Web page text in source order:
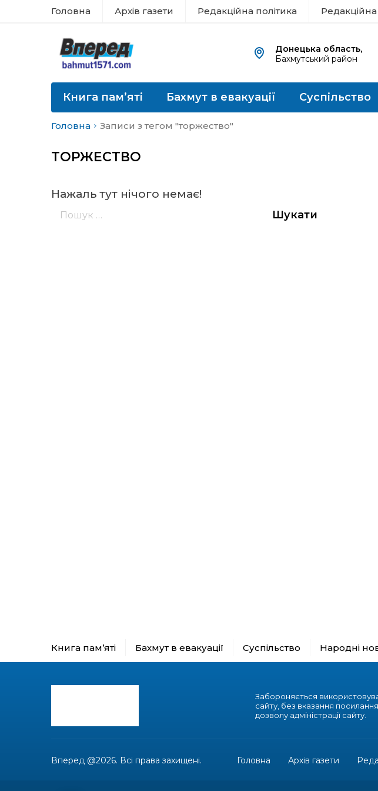
Головна Архів газети Редакційна політика Редакційна
Донецька область,
Бахмутський район
Книга пам’яті Бахмут в евакуації Суспільство
Головна Записи з тегом "торжество"
ТОРЖЕСТВО
Нажаль тут нічого немає!
Книга пам’яті Бахмут в евакуації Суспільство Народні
Забороняється
сайту, без вказання
дозволу адміністрації сайту.
Вперед @2026. Всі права захищені. Головна Архів газети